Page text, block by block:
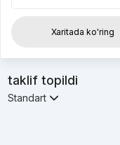
Xaritada ko'ring
taklif topildi
Standart